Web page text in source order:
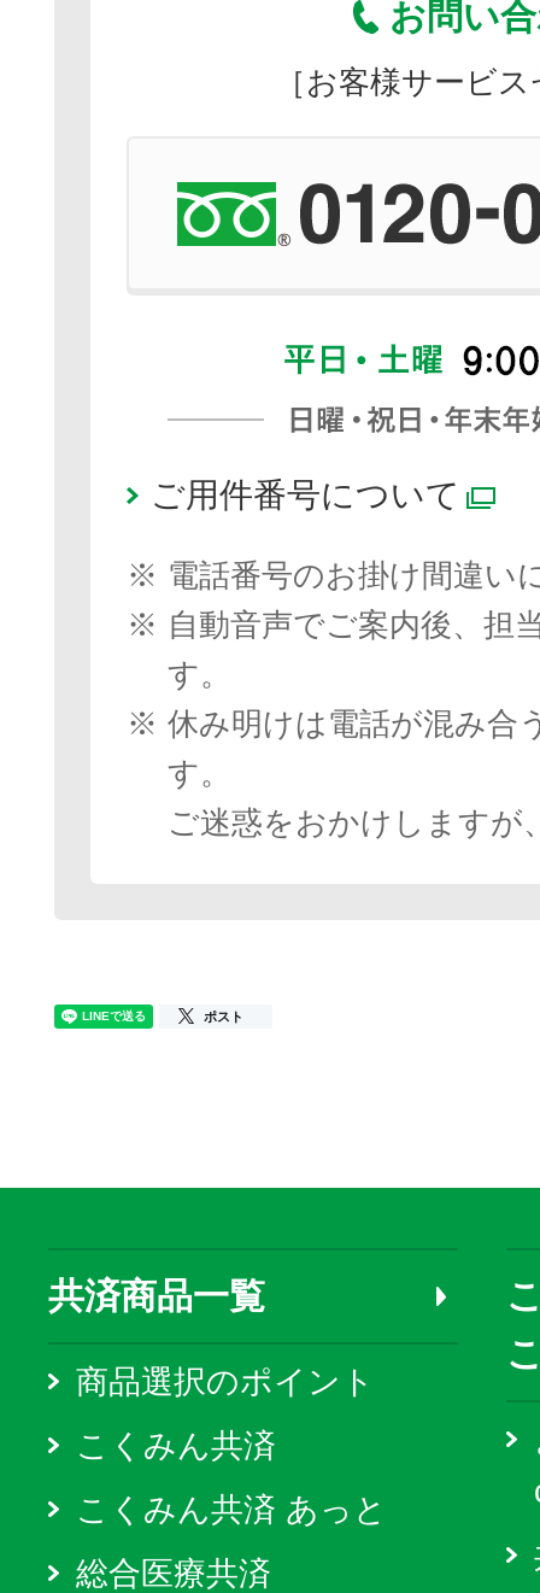
お問い
［お客様サービ
ご用件番号について
※ 電話番号のお掛け間違い
※ 自動音声でご案内後、担
す。
※ 休み明けは電話が混み合
す。
ご迷惑をおかけしますが
ポスト
共済商品一覧
商品選択のポイント
こくみん共済
こくみん共済 あっと
総合医療共済